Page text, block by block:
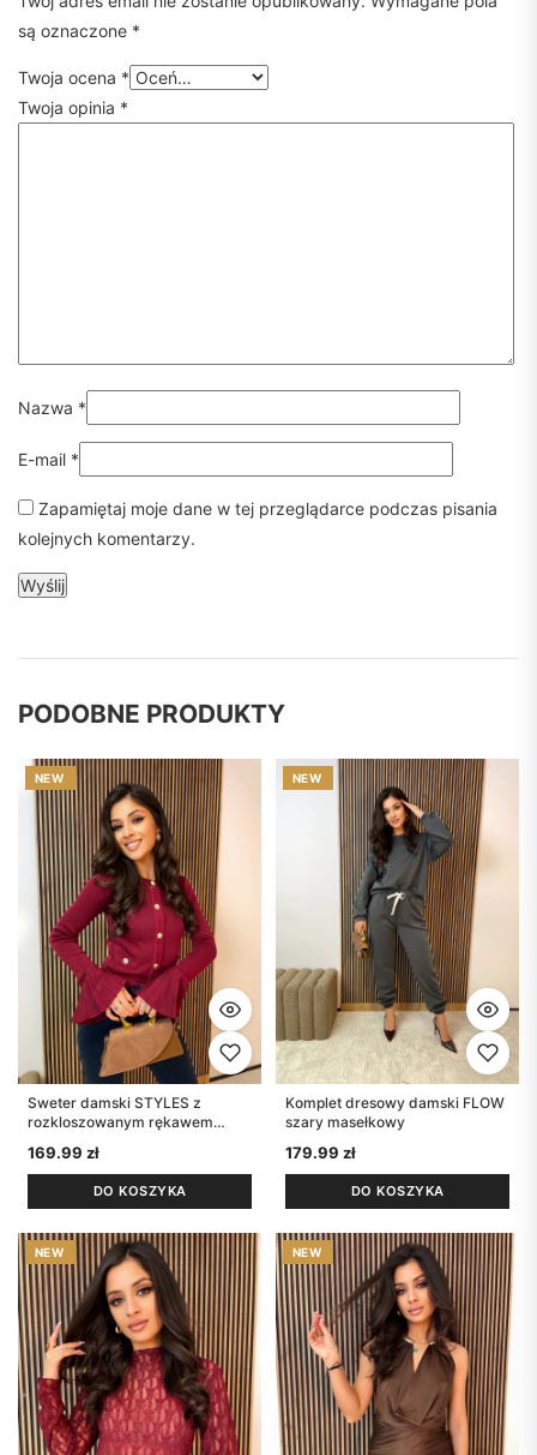
są oznaczone *
Twoja ocena *
Twoja opinia *
Nazwa *
E-mail *
Zapamiętaj moje dane w tej przeglądarce podczas pisania
kolejnych komentarzy.
PODOBNE PRODUKTY
Sweter damski STYLES z
rozkloszowanym rękawem
169.99 zł
DO KOSZYKA
Komplet dresowy damski FLOW
szary masełkowy
179.99 zł
DO KOSZYKA